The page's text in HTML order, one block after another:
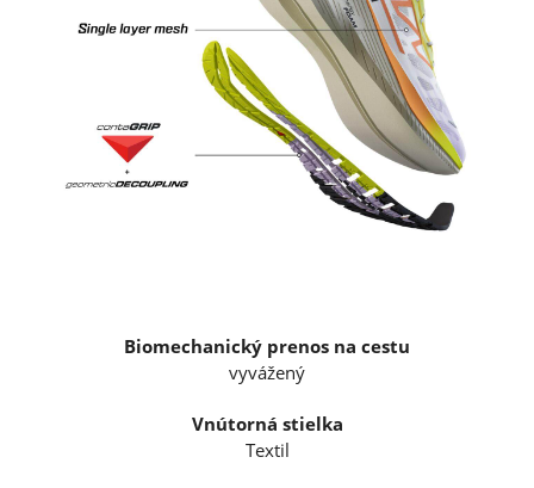
Biomechanický prenos na cestu
vyvážený
Vnútorná stielka
Textil